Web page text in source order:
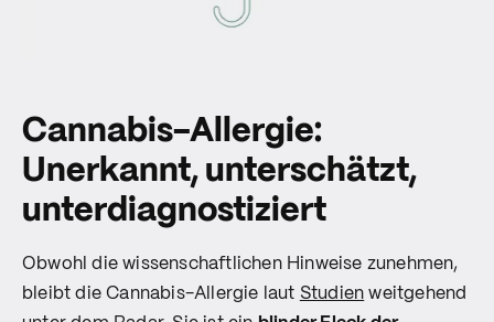
Cannabis-Allergie:
Unerkannt, unterschätzt,
unterdiagnostiziert
Obwohl die wissenschaftlichen Hinweise zunehmen,
bleibt die Cannabis-Allergie laut Studien weitgehend